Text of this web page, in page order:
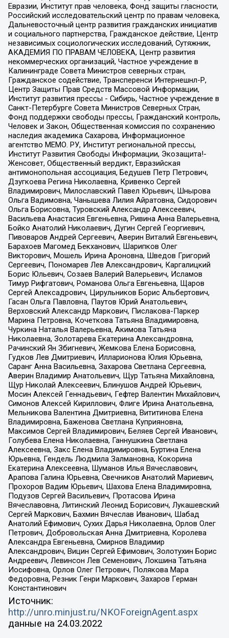
Евразии, Институт прав человека, Фонд защиты гласности,
Российский исследовательский центр по правам человека,
Дальневосточный центр развития гражданских инициатив
и социального партнерства, Гражданское действие, Центр
независимых социологических исследований, Сутяжник,
АКАДЕМИЯ ПО ПРАВАМ ЧЕЛОВЕКА, Центр развития
некоммерческих организаций, Частное учреждение в
Калининграде Совета Министров северных стран,
Гражданское содействие, Трансперенси Интернешнл-Р,
Центр Защиты Прав Средств Массовой Информации,
Институт развития прессы - Сибирь, Частное учреждение в
Санкт-Петербурге Совета Министров Северных Стран,
Фонд поддержки свободы прессы, Гражданский контроль,
Человек и Закон, Общественная комиссия по сохранению
наследия академика Сахарова, Информационное
агентство МЕМО. РУ, Институт региональной прессы,
Институт Развития Свободы Информации, Экозащита!-
Женсовет, Общественный вердикт, Евразийская
антимонопольная ассоциация, Бедушев Петр Петрович,
Дзугкоева Регина Николаевна, Кривенко Сергей
Владимирович, Милославский Павел Юрьевич, Шнырова
Ольга Вадимовна, Чанышева Лилия Айратовна, Сидорович
Ольга Борисовна, Туровский Александр Алексеевич,
Васильева Анастасия Евгеньевна, Ривина Анна Валерьевна,
Бойко Анатолий Николаевич, Дугин Сергей Георгиевич,
Пивоваров Андрей Сергеевич, Аверин Виталий Евгеньевич,
Барахоев Магомед Бекханович, Шарипков Олег
Викторович, Мошель Ирина Ароновна, Шведов Григорий
Сергеевич, Пономарев Лев Александрович, Каргалицкий
Борис Юльевич, Созаев Валерий Валерьевич, Исламов
Тимур Рифгатович, Романова Ольга Евгеньевна, Щаров
Сергей Алексадрович, Цирульников Борис Альбертович,
Гасан Ольга Павловна, Паутов Юрий Анатольевич,
Верховский Александр Маркович, Пислакова-Паркер
Марина Петровна, Кочеткова Татьяна Владимировна,
Чуркина Наталья Валерьевна, Акимова Татьяна
Николаевна, Золотарева Екатерина Александровна,
Рачинский Ян Збигневич, Жемкова Елена Борисовна,
Гудков Лев Дмитриевич, Илларионова Юлия Юрьевна,
Саранг Анна Васильевна, Захарова Светлана Сергеевна,
Аверин Владимир Анатольевич, Щур Татьяна Михайловна,
Щур Николай Алексеевич, Блинушов Андрей Юрьевич,
Мосин Алексей Геннадьевич, Гефтер Валентин Михайлович,
Симонов Алексей Кириллович, Флиге Ирина Анатольевна,
Мельникова Валентина Дмитриевна, Вититинова Елена
Владимировна, Баженова Светлана Куприяновна,
Максимов Сергей Владимирович, Беляев Сергей Иванович,
Голубева Елена Николаевна, Ганнушкина Светлана
Алексеевна, Закс Елена Владимировна, Буртина Елена
Юрьевна, Гендель Людмила Залмановна, Кокорина
Екатерина Алексеевна, Шуманов Илья Вячеславович,
Арапова Галина Юрьевна, Свечников Анатолий Мариевич,
Прохоров Вадим Юрьевич, Шахова Елена Владимировна,
Подузов Сергей Васильевич, Протасова Ирина
Вячеславовна, Литинский Леонид Борисович, Лукашевский
Сергей Маркович, Бахмин Вячеслав Иванович, Шабад
Анатолий Ефимович, Сухих Дарья Николаевна, Орлов Олег
Петрович, Добровольская Анна Дмитриевна, Королева
Александра Евгеньевна, Смирнов Владимир
Александрович, Вицин Сергей Ефимович, Золотухин Борис
Андреевич, Левинсон Лев Семенович, Локшина Татьяна
Иосифовна, Орлов Олег Петрович, Полякова Мара
Федоровна, Резник Генри Маркович, Захаров Герман
Константинович
Источник:
http://unro.minjust.ru/NKOForeignAgent.aspx
данные на 24.03.2022